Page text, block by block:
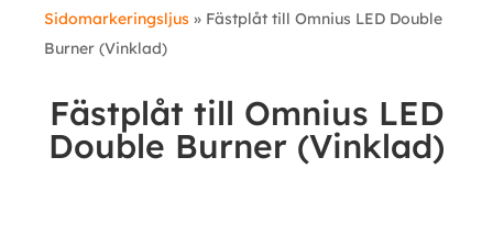
Sidomarkeringsljus » Fästplåt till Omnius LED Double
Burner (Vinklad)
Fästplåt till Omnius LED
Double Burner (Vinklad)